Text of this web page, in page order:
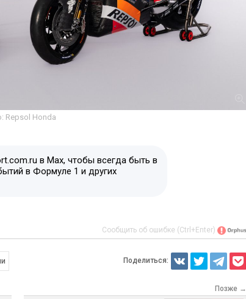
Repsol Honda
в Max, чтобы всегда быть в
в Формуле 1 и других
Сообщить об ошибке (Ctrl+Enter)
Поделиться:
Позже →